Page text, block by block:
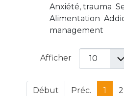
Anxiété, trauma
Alimentation
management
Afficher
Début Préc. 1 2